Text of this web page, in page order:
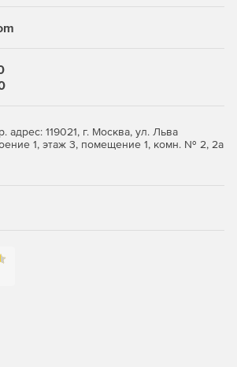
или экономичных комплектов Dr.
бизнеса (5-50 ПК).
119021, г. Москва, ул. Льва
1, этаж 3, помещение 1, комн. № 2, 2а